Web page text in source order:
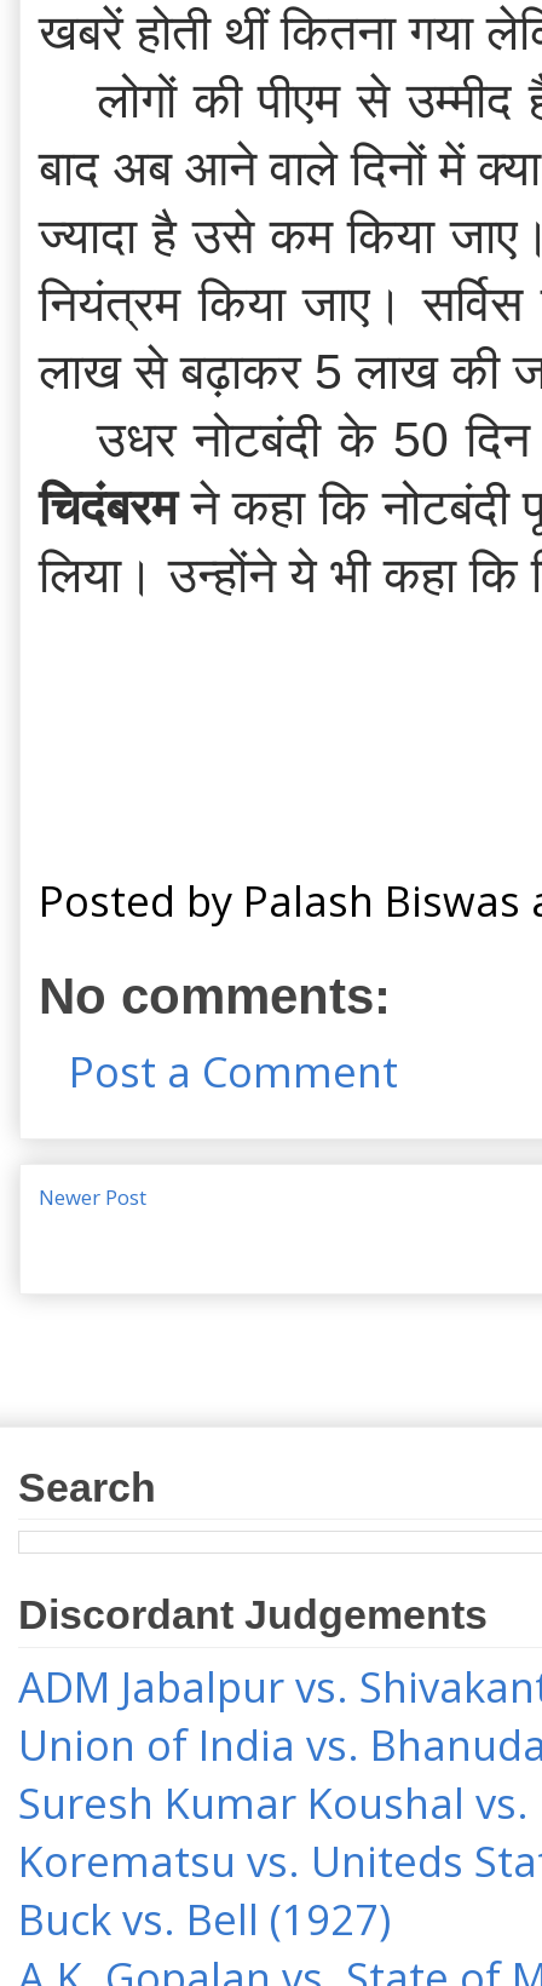
खबरें होती थीं कितना गया
लोगों की पीएम से
बाद अब आने वाले दिनों में
ज्यादा है उसे कम किया
नियंत्रम किया जाए।
लाख से बढ़ाकर 5 लाख की
उधर नोटबंदी के 50
चिदंबरम ने कहा कि नोटबंदी
लिया। उन्होंने ये भी कहा
Posted by Palash Biswas
No comments:
Post a Comment
Newer Post
Search
Discordant Judgements
ADM Jabalpur vs.
Union of India vs.
Suresh Kumar Koushal
Korematsu vs. Uniteds
Buck vs. Bell (1927)